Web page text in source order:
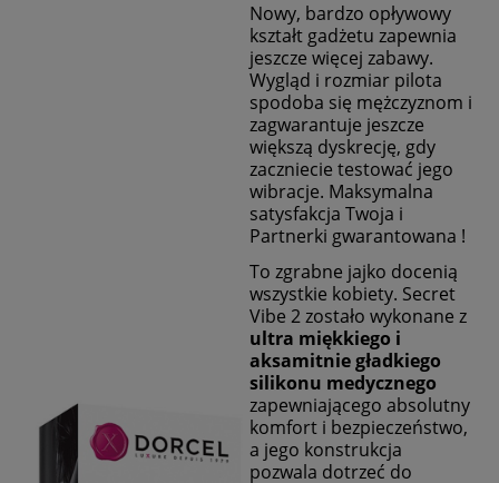
Nowy, bardzo opływowy
kształt gadżetu zapewnia
jeszcze więcej zabawy.
Wygląd i rozmiar pilota
spodoba się mężczyznom i
zagwarantuje jeszcze
większą dyskrecję, gdy
zaczniecie testować jego
wibracje. Maksymalna
satysfakcja Twoja i
Partnerki gwarantowana !
To zgrabne jajko docenią
wszystkie kobiety. Secret
Vibe 2 zostało wykonane z
ultra miękkiego i
aksamitnie gładkiego
silikonu medycznego
zapewniającego absolutny
komfort i bezpieczeństwo,
a jego konstrukcja
pozwala dotrzeć do